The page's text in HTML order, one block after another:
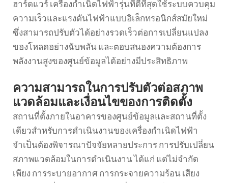
ฮาร์ดแวร์ เครื่องกำเนิดไฟฟ้ารุ่นที่ดีที่สุดใช้ระบบควบคุม
ความเร็วและแรงดันไฟฟ้าแบบอิเล็กทรอนิกส์สมัยใหม่
ซึ่งสามารถปรับตัวได้อย่างรวดเร็วต่อการเปลี่ยนแปลง
ของโหลดอย่างฉับพลัน และตอบสนองความต้องการ
พลังงานสูงของศูนย์ข้อมูลได้อย่างมีประสิทธิภาพ
ความสามารถในการปรับตัวต่อสภาพ
แวดล้อมและเงื่อนไขของการติดตั้ง
สถานที่ตั้งภายในอาคารของศูนย์ข้อมูลและสถานที่ตั้ง
เดียวสำหรับการดำเนินงานของเครื่องกำเนิดไฟฟ้า
จำเป็นต้องพิจารณาปัจจัยหลายประการ การปรับเปลี่ยน
สภาพแวดล้อมในการดำเนินงาน ได้แก่ แต่ไม่จำกัด
เพียง การระบายอากาศ การกระจายความร้อน เสียง